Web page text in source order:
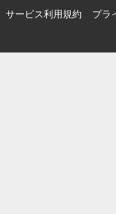
サービス利用規約 プラ